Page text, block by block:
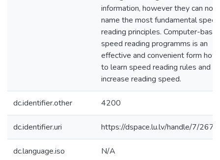
information, however they can not
name the most fundamental speed
reading principles. Computer-
speed reading programms is an
effective and convenient form how
to learn speed reading rules and
increase reading speed.
dc.identifier.other 4200
dc.identifier.uri https://dspace.lu.lv/handle/7/
dc.language.iso N/A